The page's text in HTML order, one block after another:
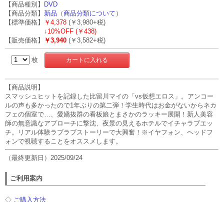
【商品種別】 DVD
【商品分類】 新品 （商品分類について ）
【標準価格】
￥4,378 (￥3,980+税)
↓ 10%OFF (￥438)
【販売価格】
￥3,940 (￥3,582+税)
枚
【商品説明】
スマッシュヒットを記録した比留川マイの「vs仮想エロス」。アンコー
ルの声も多かったので1年ぶりの第二弾！学生時代はお金がないからネカ
フェの個室で…、愛嬌抜群の看板娘とまさかのラッキー展開！新人美容
師の無意識なアプローチに撃沈、夜景の見えるホテルでイチャラブエッ
チ。リアル体験ラブラブストーリーで大興奮！※イヤフォン、ヘッドフ
ォンで視聴することをオススメします。
（最終更新日）2025/09/24
ご利用案内
◇ ご購入方法